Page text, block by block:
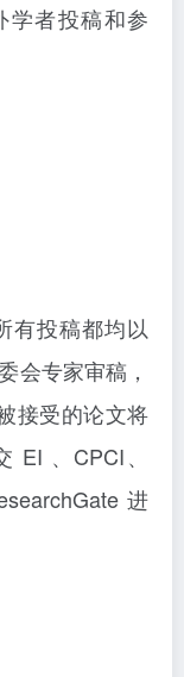
学者投稿和参
有投稿都均以
会专家审稿，
接受的论文将
、CPCI、
进